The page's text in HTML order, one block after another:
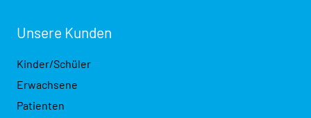
Unsere Kunden
Kinder/Schüler
Erwachsene
Patienten